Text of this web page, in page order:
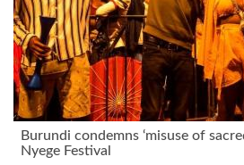
Burundi condemns ‘misuse of
Nyege Festival